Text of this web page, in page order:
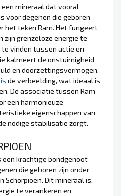
een mineraal dat vooral
voor degenen die geboren
het teken Ram. Het fungeert
zijn grenzeloze energie te
vinden tussen actie en
kalmeert de onstuimigheid
en doorzettingsvermogen.
de verbeelding, wat ideaal is
De associatie tussen Ram
een harmonieuze
eigenschappen van
nodige stabilisatie zorgt.
een krachtige bondgenoot
die geboren zijn onder
Schorpioen. Dit mineraal is,
te verankeren en